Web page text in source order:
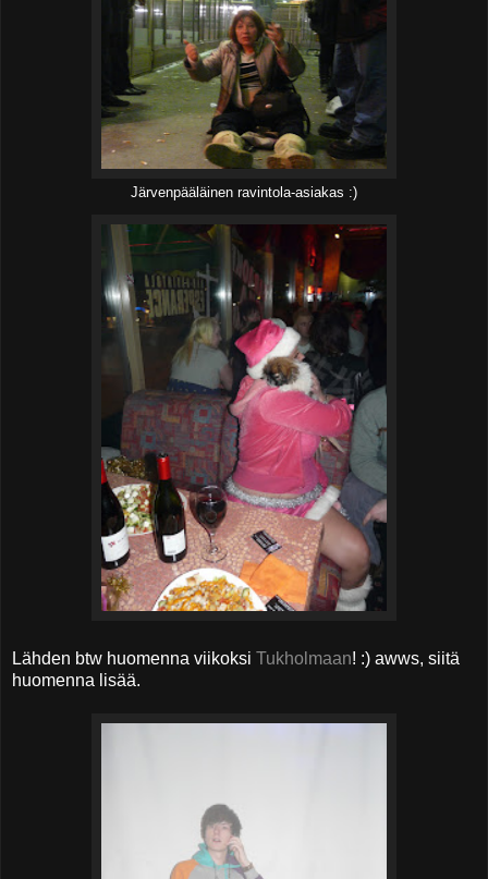
Järvenpääläinen ravintola-asiakas :)
Lähden btw huomenna viikoksi Tukholmaan! :) awws, siitä
huomenna lisää.